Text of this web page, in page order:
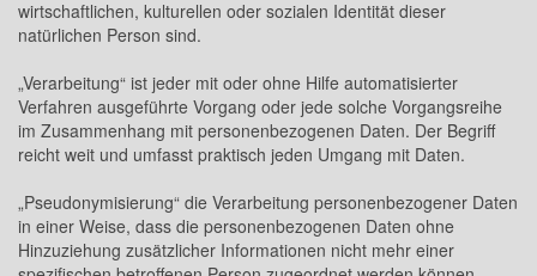
wirtschaftlichen, kulturellen oder sozialen Identität dieser
natürlichen Person sind.
„Verarbeitung“ ist jeder mit oder ohne Hilfe automatisierter
Verfahren ausgeführte Vorgang oder jede solche Vorgangsreihe
im Zusammenhang mit personenbezogenen Daten. Der Begriff
reicht weit und umfasst praktisch jeden Umgang mit Daten.
„Pseudonymisierung“ die Verarbeitung personenbezogener Daten
in einer Weise, dass die personenbezogenen Daten ohne
Hinzuziehung zusätzlicher Informationen nicht mehr einer